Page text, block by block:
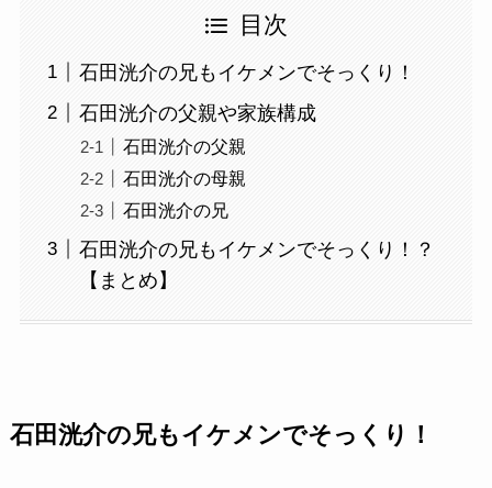
目次
石田洸介の兄もイケメンでそっくり！
石田洸介の父親や家族構成
石田洸介の父親
石田洸介の母親
石田洸介の兄
石田洸介の兄もイケメンでそっくり！？
【まとめ】
石田洸介の兄もイケメンでそっくり！